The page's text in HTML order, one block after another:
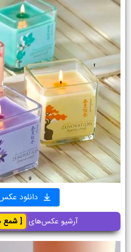
دانلود عکس
آرشیو عکس‌های [ شمع